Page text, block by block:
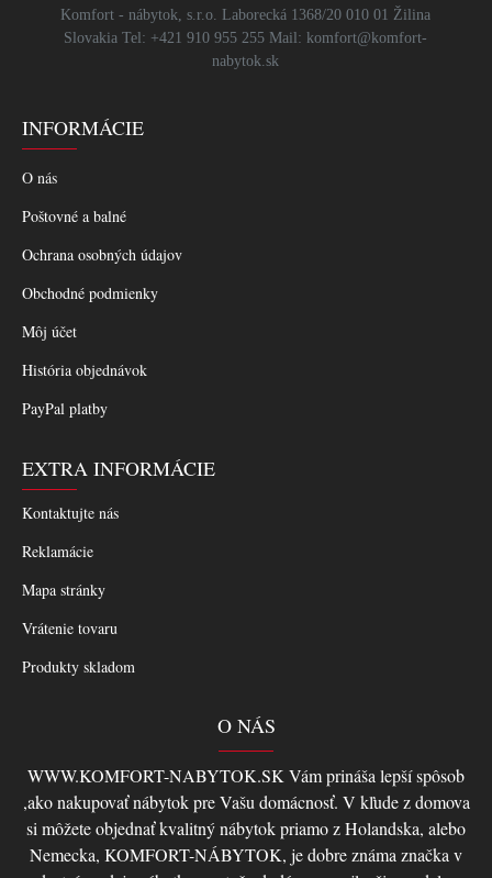
Komfort - nábytok, s.r.o. Laborecká 1368/20 010 01 Žilina
Slovakia Tel: +421 910 955 255 Mail: komfort@komfort-
nabytok.sk
INFORMÁCIE
O nás
Poštovné a balné
Ochrana osobných údajov
Obchodné podmienky
Môj účet
História objednávok
PayPal platby
EXTRA INFORMÁCIE
Kontaktujte nás
Reklamácie
Mapa stránky
Vrátenie tovaru
Produkty skladom
O NÁS
WWW.KOMFORT-NABYTOK.SK Vám prináša lepší spôsob
,ako nakupovať nábytok pre Vašu domácnosť. V kľude z domova
si môžete objednať kvalitný nábytok priamo z Holandska, alebo
Nemecka, KOMFORT-NÁBYTOK, je dobre známa značka v